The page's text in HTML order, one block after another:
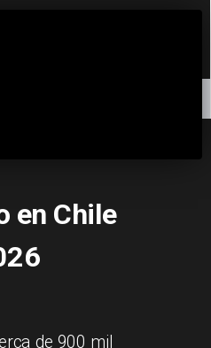
en Chile
de 900 mil